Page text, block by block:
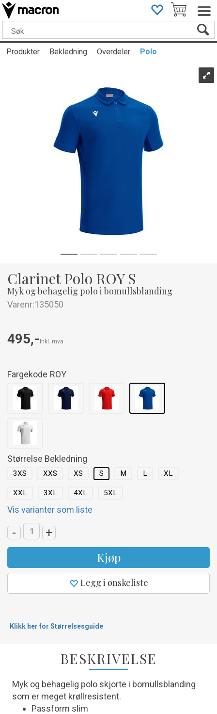
Produkter Bekledning Overdeler Polo
Clarinet Polo ROY S
Myk og behagelig polo i bomullsblanding
Varenr:135050
495,- Inkl. mva
Fargekode ROY
Størrelse Bekledning
3XS XXS XS S M L XL
XXL 3XL 4XL 5XL
Vis varianter som liste
- +
Kjøp
Legg i ønskeliste
Klikk her for Størrelsesguide
BESKRIVELSE
Myk og behagelig polo skjorte i bomullsblanding
som er meget krøllresistent.
Passform slim